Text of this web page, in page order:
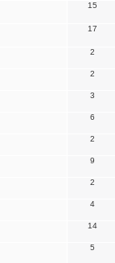
15
17
2
2
3
6
2
9
2
4
14
5